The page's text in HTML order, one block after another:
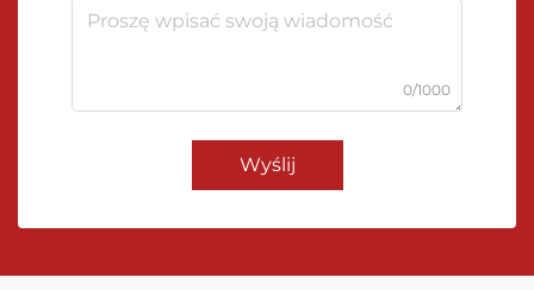
0/1000
Wyślij